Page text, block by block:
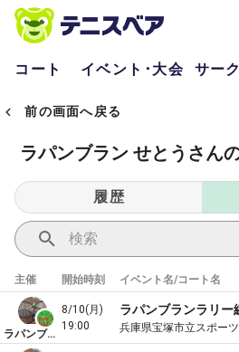
コート イベント･大会 サー
前の画面へ戻る
ラパンブラン せとうさん
履歴
主催 開始時刻 イベント名/コート名
ラパンブラン
8/10(月)
19:00
ラパンブランラリー
兵庫県宝塚市立スポー